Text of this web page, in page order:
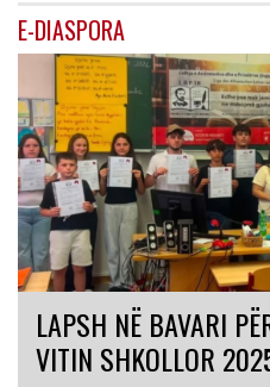
E-DIASPORA
LAPSH NË BAVARI
VITIN SHKOLLOR